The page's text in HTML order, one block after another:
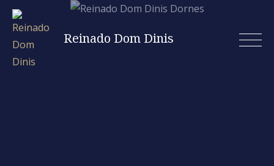
Skip
content
Reinado Dom Dinis